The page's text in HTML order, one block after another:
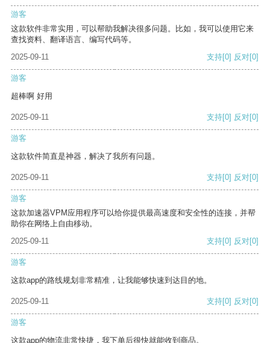
游客
这款软件非常实用，可以帮助我解决很多问题。比如，我可以使用它来
查找资料、翻译语言、编写代码等。
2025-09-11
支持[0] 反对[0]
游客
超棒啊 好用
2025-09-11 支持[0] 反对[0]
游客
这款软件简直是神器，解决了我所有问题。
2025-09-11 支持[0] 反对[0]
游客
这款加速器VPM应用程序可以给你提供最高速度和安全性的连接，并帮
助你在网络上自由移动。
2025-09-11
支持[0] 反对[0]
游客
这款app的路线规划非常精准，让我能够快速到达目的地。
2025-09-11 支持[0] 反对[0]
游客
这款app的物流非常快捷，我下单后很快就能收到商品。